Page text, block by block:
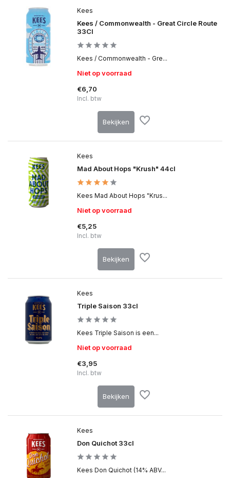
Kees
Kees / Commonwealth - Great Circle Route
33Cl
Kees / Commonwealth - Gre...
Niet op voorraad
€6,70
Incl. btw
Bekijken
Kees
Mad About Hops "Krush" 44cl
Kees Mad About Hops "Krus...
Niet op voorraad
€5,25
Incl. btw
Bekijken
Kees
Triple Saison 33cl
Kees Triple Saison is een...
Niet op voorraad
€3,95
Incl. btw
Bekijken
Kees
Don Quichot 33cl
Kees Don Quichot (14% ABV...